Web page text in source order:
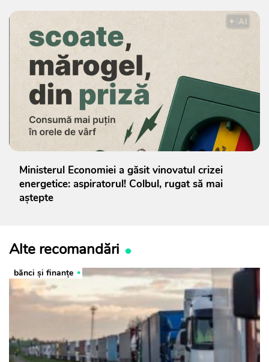
Ministerul Economiei a găsit vinovatul crizei
energetice: aspiratorul! Colbul, rugat să mai
aștepte
Alte recomandări
bănci şi finanţe